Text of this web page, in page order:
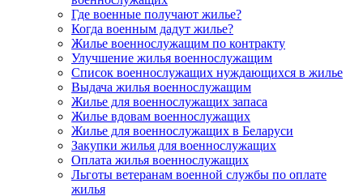
Где военные получают жилье?
Когда военным дадут жилье?
Жилье военнослужащим по контракту
Улучшение жилья военнослужащим
Список военнослужащих нуждающихся в жилье
Выдача жилья военнослужащим
Жилье для военнослужащих запаса
Жилье вдовам военнослужащих
Жилье для военнослужащих в Беларуси
Закупки жилья для военнослужащих
Оплата жилья военнослужащих
Льготы ветеранам военной службы по оплате
жилья